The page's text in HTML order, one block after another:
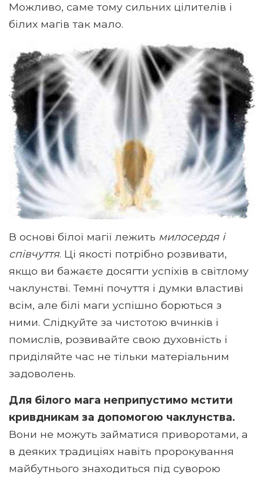
Можливо, саме тому сильних цілителів і
білих магів так мало.
В основі білої магії лежить милосердя і
співчуття. Ці якості потрібно розвивати,
якщо ви бажаєте досягти успіхів в світлому
чаклунстві. Темні почуття і думки властиві
всім, але білі маги успішно борються з
ними. Слідкуйте за чистотою вчинків і
помислів, розвивайте свою духовність і
приділяйте час не тільки матеріальним
задоволень.
Для білого мага неприпустимо мстити
кривдникам за допомогою чаклунства.
Вони не можуть займатися приворотами, а
в деяких традиціях навіть пророкування
майбутнього знаходиться під суворою